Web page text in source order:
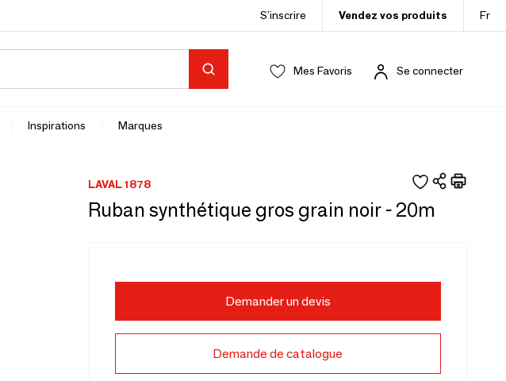
S’inscrire Vendez vos produits Fr
Mes Favoris Se connecter
Inspirations Marques
LAVAL 1878
Ruban synthétique gros grain noir - 20m
Demander un devis
Demande de catalogue